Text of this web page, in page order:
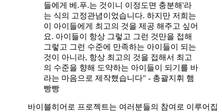
들에게 베.푸.는 것이니 이정도면 충분해'라
는 식의 고정관념이었습니다. 하지만 저희는
이 아이들에게 최고의 것을 제공 해주고 싶어
요. 아이들이 항상 그렇고 그런 것만을 접해
그렇고 그런 수준에 만족하는 아이들이 되는
것이 아니라, 항상 최고의 것을 접해서 최고
의 수준을 향해 도약하는 아이들이 되기를 바
라는 마음으로 제작했습니다" - 총괄지휘 햄
빵빵
바이블히어로 프로젝트는 여러분들의 참여로 이루어집